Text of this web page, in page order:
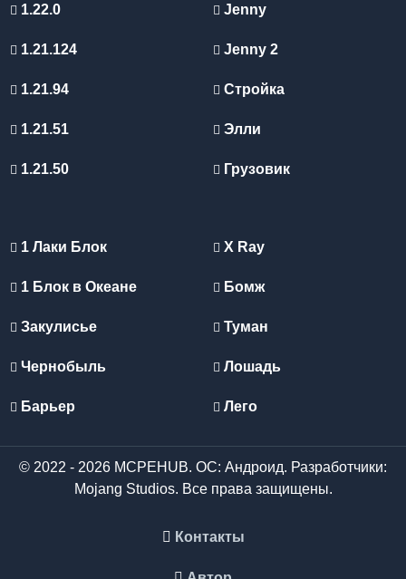
1.22.0
1.21.124
1.21.94
1.21.51
1.21.50
Jenny
Jenny 2
Стройка
Элли
Грузовик
1 Лаки Блок
1 Блок в Океане
Закулисье
Чернобыль
Барьер
X Ray
Бомж
Туман
Лошадь
Лего
© 2022 - 2026 MCPEHUB. ОС: Андроид. Разработчики:
Mojang Studios. Все права защищены.
Контакты